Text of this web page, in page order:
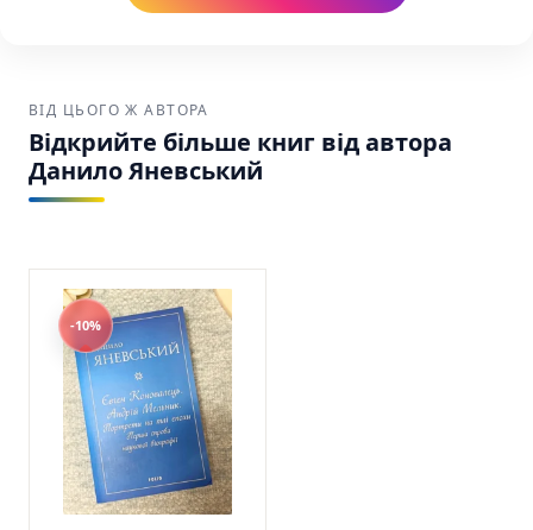
Зручна доставка:Ваше замовлення буде
надійно упаковане та відправлене через
USPS, UPS або FedEx по США та Канаді.
Яневський Фоліо SKU: 9786175511404 (978-
617-551-140-4)
ВІД ЦЬОГО Ж АВТОРА
Відкрийте більше книг від автора
Данило Яневський
-10%